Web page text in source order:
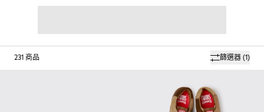
篩選器(1)
231商品